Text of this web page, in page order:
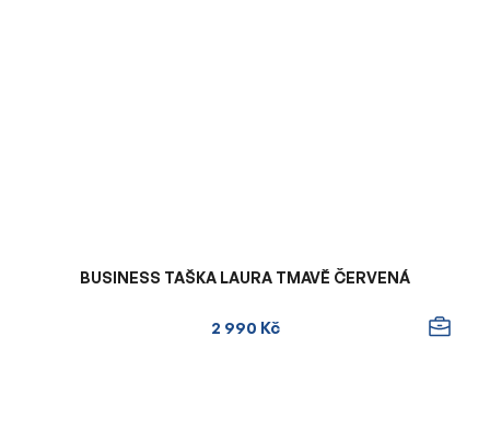
BUSINESS TAŠKA LAURA TMAVĚ ČERVENÁ
2 990 Kč